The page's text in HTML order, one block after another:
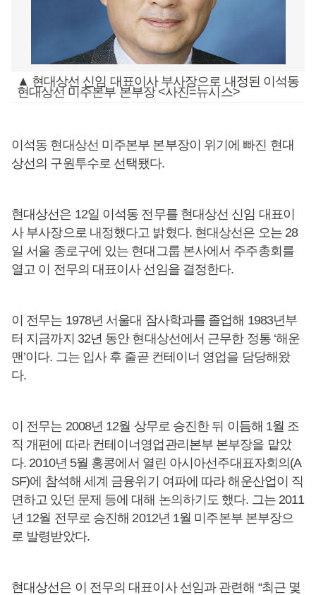
▲ 현대상선 신임 대표이사 부사장으로 내정된 이석동
현대상선 미주본부 본부장 <사진=뉴시스>
이석동 현대상선 미주본부 본부장이 위기에 빠진 현대
상선의 구원투수로 선택됐다.
현대상선은 12일 이석동 전무를 현대상선 신임 대표이
사 부사장으로 내정했다고 밝혔다. 현대상선은 오는 28
일 서울 종로구에 있는 현대그룹 본사에서 주주총회를
열고 이 전무의 대표이사 선임을 결정한다.
이 전무는 1978년 서울대 잠사학과를 졸업해 1983년부
터 지금까지 32년 동안 현대상선에서 근무한 정통 ‘해운
맨’이다. 그는 입사 후 줄곧 컨테이너 영업을 담당해왔
다.
이 전무는 2008년 12월 상무로 승진한 뒤 이듬해 1월 조
직 개편에 따라 컨테이너영업관리본부 본부장을 맡았
다. 2010년 5월 홍콩에서 열린 아시아선주대표자회의(A
SF)에 참석해 세계 금융위기 여파에 따라 해운산업이 직
면하고 있던 문제 등에 대해 논의하기도 했다. 그는 2011
년 12월 전무로 승진해 2012년 1월 미주본부 본부장으
로 발령받았다.
현대상선은 이 전무의 대표이사 선임과 관련해 “최근 몇